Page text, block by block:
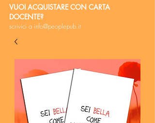
VUOI ACQUISTARE CON CARTA
DOCENTE?
scrivici a info@peoplepub.it